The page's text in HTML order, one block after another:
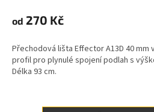
od 270 Kč
Přechodová lišta Effector A13D 40
profil pro plynulé spojení podlah s
Délka 93 cm.